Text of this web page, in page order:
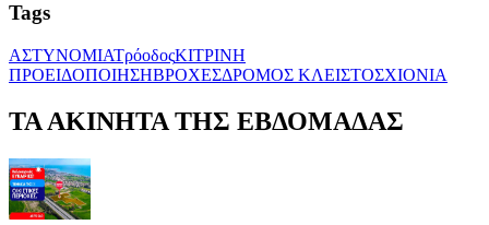
Tags
ΑΣΤΥΝΟΜΙΑΤρόοδοςΚΙΤΡΙΝΗ
ΠΡΟΕΙΔΟΠΟΙΗΣΗΒΡΟΧΕΣΔΡΟΜΟΣ ΚΛΕΙΣΤΟΣΧΙΟΝΙΑ
ΤΑ ΑΚΙΝΗΤΑ ΤΗΣ ΕΒΔΟΜΑΔΑΣ